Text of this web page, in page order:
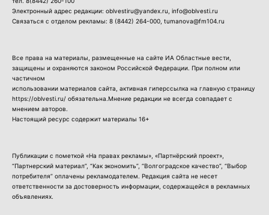
Электронный адрес редакции: oblvestiru@yandex.ru, info@oblvesti.ru
Связаться с отделом рекламы: 8 (8442) 264-000 , tumanova@fm104.ru
Все права на материалы, размещенные на сайте ИА Областные вести,
защищены и охраняются законом Российской Федерации. При полном или
частичном
использовании материалов сайта, активная гиперссылка на главную страницу
https://oblvesti.ru/ обязательна.Мнение редакции не всегда совпадает с
мнением авторов.
Настоящий ресурс содержит материалы 16+
Публикации с пометкой «На правах рекламы», «Партнёрский проект»,
“Партнерский материал”, “Как экономить”, “Волгоградское качество”, “Выбор
потребителя” оплачены рекламодателем. Редакция сайта не несет
ответственности за достоверность информации, содержащейся в рекламных
объявлениях.